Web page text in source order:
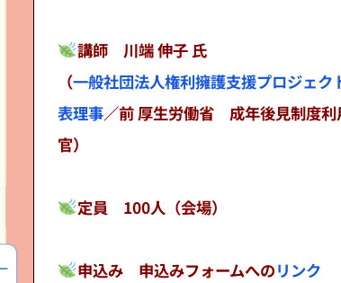
講師 川端 伸子 氏
（一般社団法人権利擁護支援プロジェ
表理事／前 厚生労働省 成年後見制度利
官）
定員 100人（会場）
申込み 申込みフォームへのリンク